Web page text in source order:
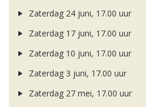
Zaterdag 24 juni, 17.00 uur
Zaterdag 17 juni, 17.00 uur
Zaterdag 10 juni, 17.00 uur
Zaterdag 3 juni, 17.00 uur
Zaterdag 27 mei, 17.00 uur